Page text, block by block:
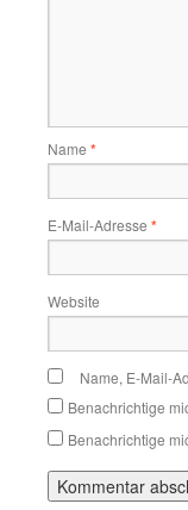
Name *
E-Mail-Adresse *
Website
Name, E-Mail-
Benachrichtige
Benachrichtige